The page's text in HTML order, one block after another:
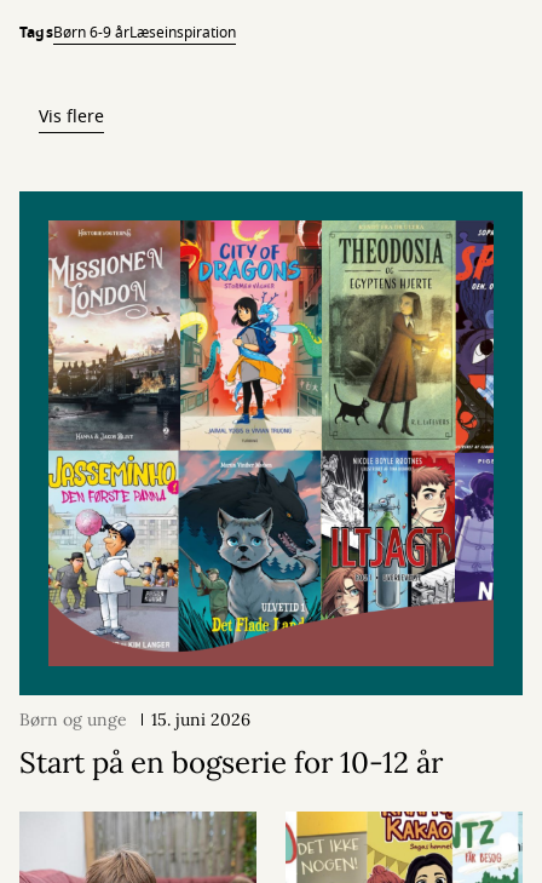
TagsBørn 6-9 årLæseinspiration
Vis flere
Børn og unge 15. juni 2026
Start på en bogserie for 10-12 år